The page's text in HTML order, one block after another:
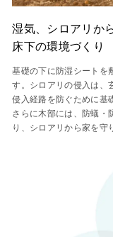
湿気、シロアリか
床下の環境づくり
基礎の下に防湿シートを
す。シロアリの侵入は、
侵入経路を防ぐために基
さらに木部には、防蟻・
り、シロアリから家を守